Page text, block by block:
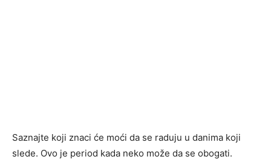
Saznajte koji znaci će moći da se raduju u danima koji
slede. Ovo je period kada neko može da se obogati.